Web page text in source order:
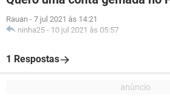
Rauan - 7 jul 2021 às 14:21
ninha25 - 10 jul 2021 às 05:57
1 Respostas